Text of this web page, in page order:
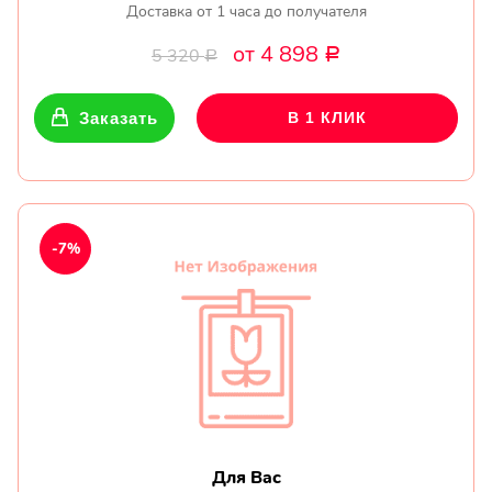
Доставка от 1 часа до получателя
5 320Р от 4 898 Р
Заказать В 1 КЛИК
Для Вас
-7%